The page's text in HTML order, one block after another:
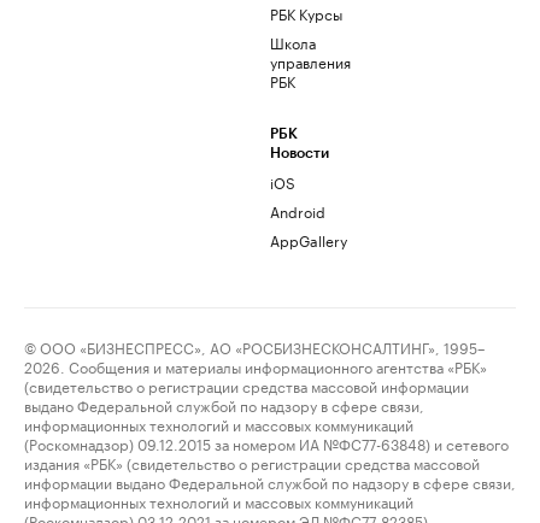
РБК Курсы
Школа
управления
РБК
РБК
Новости
iOS
Android
AppGallery
© ООО «БИЗНЕСПРЕСС», АО «РОСБИЗНЕСКОНСАЛТИНГ», 1995–
2026. Сообщения и материалы информационного агентства «РБК»
(свидетельство о регистрации средства массовой информации
выдано Федеральной службой по надзору в сфере связи,
информационных технологий и массовых коммуникаций
(Роскомнадзор) 09.12.2015 за номером ИА №ФС77-63848) и сетевого
издания «РБК» (свидетельство о регистрации средства массовой
информации выдано Федеральной службой по надзору в сфере связи,
информационных технологий и массовых коммуникаций